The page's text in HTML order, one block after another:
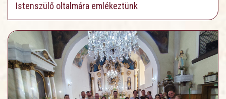
Istenszülő oltalmára emlékeztünk